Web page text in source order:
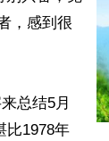
，感到很
总结5月
比1978年